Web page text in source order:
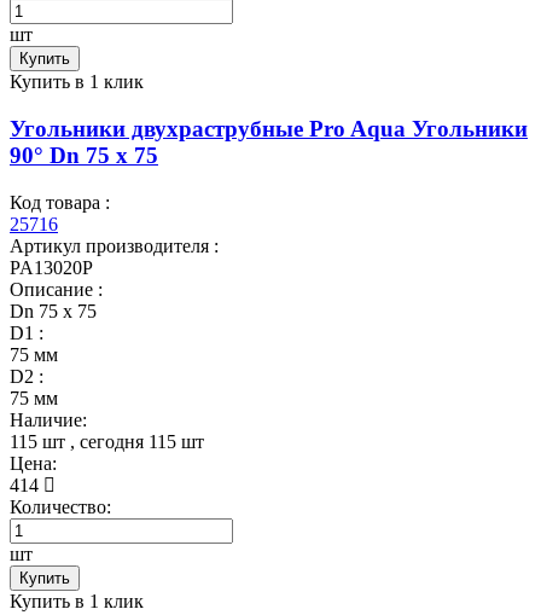
шт
Купить
Купить в 1 клик
Угольники двухраструбные Pro Aqua Угольники
90° Dn 75 х 75
Код товара :
25716
Артикул производителя :
PA13020P
Описание :
Dn 75 х 75
D1 :
75 мм
D2 :
75 мм
Наличие:
115 шт , сегодня 115 шт
Цена:
414
Количество:
шт
Купить
Купить в 1 клик